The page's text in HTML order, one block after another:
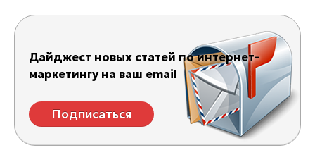
Дайджест новых статей по интернет-
маркетингу на ваш email
Подписаться